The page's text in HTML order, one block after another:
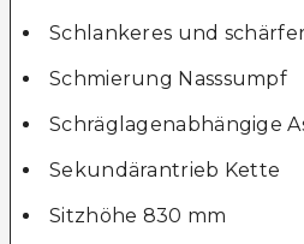
Schlankeres und
Schmierung Nasssumpf
Schräglagenabhängige
Sekundärantrieb Kette
Sitzhöhe 830 mm